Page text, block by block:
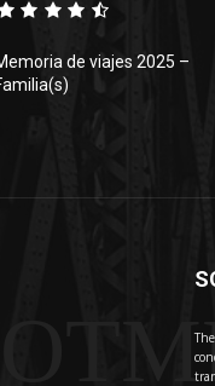
de viajes 2025 –